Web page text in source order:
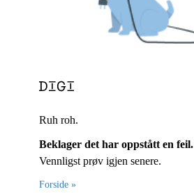
Ruh roh.
Beklager det har oppstått en feil.
Vennligst prøv igjen senere.
Forside »